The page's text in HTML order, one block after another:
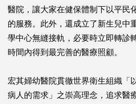
醫院，讓大家在健保體制下以平民
的服務。此外，還成立了新生兒中
學中心無縫接軌，必要時立即轉診
時間內得到最完善的醫療照顧。
宏其婦幼醫院貫徹世界衛生組織「
病人的需求」之崇高理念，追求醫